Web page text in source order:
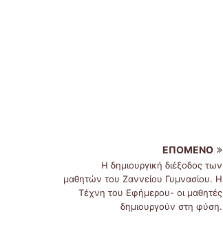
ΕΠΌΜΕΝΟ
H δημιουργική διέξοδος των
μαθητών του Ζαννείου Γυμνασίου. Η
Τέχνη του Εφήμερου- οι μαθητές
δημιουργούν στη φύση.